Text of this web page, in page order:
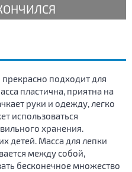
прекрасно подходит для
пластична, приятна на
руки и одежду, легко
использоваться
хранения.
детей. Масса для лепки
между собой,
бесконечное множество